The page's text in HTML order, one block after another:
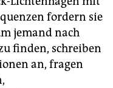
fordern sie
jemand nach
finden, schrei­ben
an, fragen